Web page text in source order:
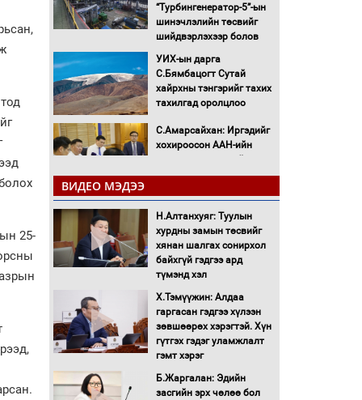
25-
“Турбингенератор-5”-ын
шинэчлэлийн төсвийг
шийдвэрлэхээр болов
УИХ-ын дарга
С.Бямбацогт Сутай
хайрхны тэнгэрийг тахих
тахилгад оролцлоо
С.Амарсайхан: Иргэдийг
хохироосон ААН-ийн
нуугтмал хөрөнгийг
битүүмжлэнэ
Н.Номтойбаяр:
Аймгуудад тулгамдаж
буй асуудлуудыг
Засгийн газрын
хуралдаанд танилцуулж,
шийдвэрлүүлнэ
С.Бямбацогт Зүүн Азийн
эрэгтэйчүүдийн
волейболын тэмцээнд
оролцож байгаа баг
тамирчдад амжилт
Автобензин, дизель
ВИДЕО МЭДЭЭ
Н.Алтанхуяг: Туулын
хурдны замын төсвийг
хянан шалгах сонирхол
байхгүй гэдгээ ард
түмэнд хэл
Х.Тэмүүжин: Алдаа
гаргасан гэдгээ хүлээн
зөвшөөрөх хэрэгтэй. Хүн
гүтгэх гэдэг уламжлалт
гэмт хэрэг
Б.Жаргалан: Эдийн
засгийн эрх чөлөө бол